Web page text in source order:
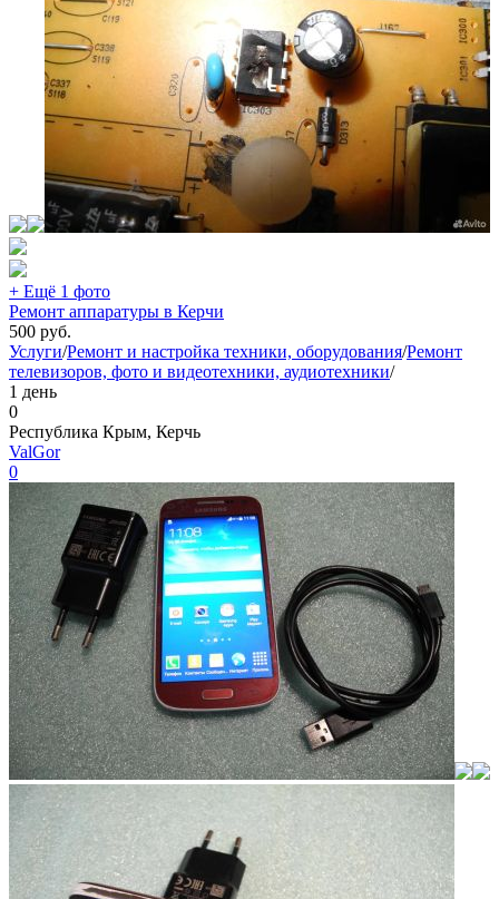
+ Ещё 1 фото
Ремонт аппаратуры в Керчи
500 руб.
Услуги/Ремонт и настройка техники, оборудования/Ремонт
телевизоров, фото и видеотехники, аудиотехники/
1 день
0
Республика Крым, Керчь
ValGor
0